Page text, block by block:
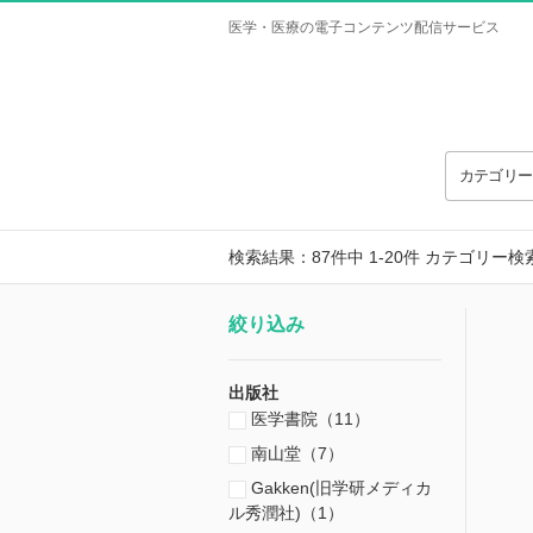
医学・医療の電子コンテンツ配信サービス
カテゴリ
検索結果：87件中 1-20件 カテゴリー検
絞り込み
出版社
医学書院（11）
南山堂（7）
Gakken(旧学研メディカ
ル秀潤社)（1）